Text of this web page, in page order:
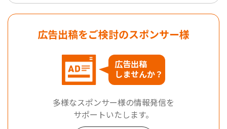
広告出稿をご検討のスポンサー様
広告出稿
しませんか？
多様なスポンサー様の情報発信を
サポートいたします。